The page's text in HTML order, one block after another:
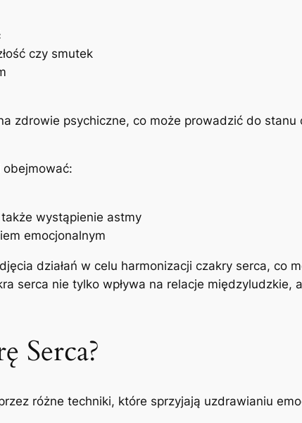
czy smutek
zdrowie psychiczne, co może prowadzić do
wystąpienie astmy
emocjonalnym
działań w celu harmonizacji czakry serca, co
serca nie tylko wpływa na relacje międzyludzkie,
Serca?
różne techniki, które sprzyjają uzdrawianiu